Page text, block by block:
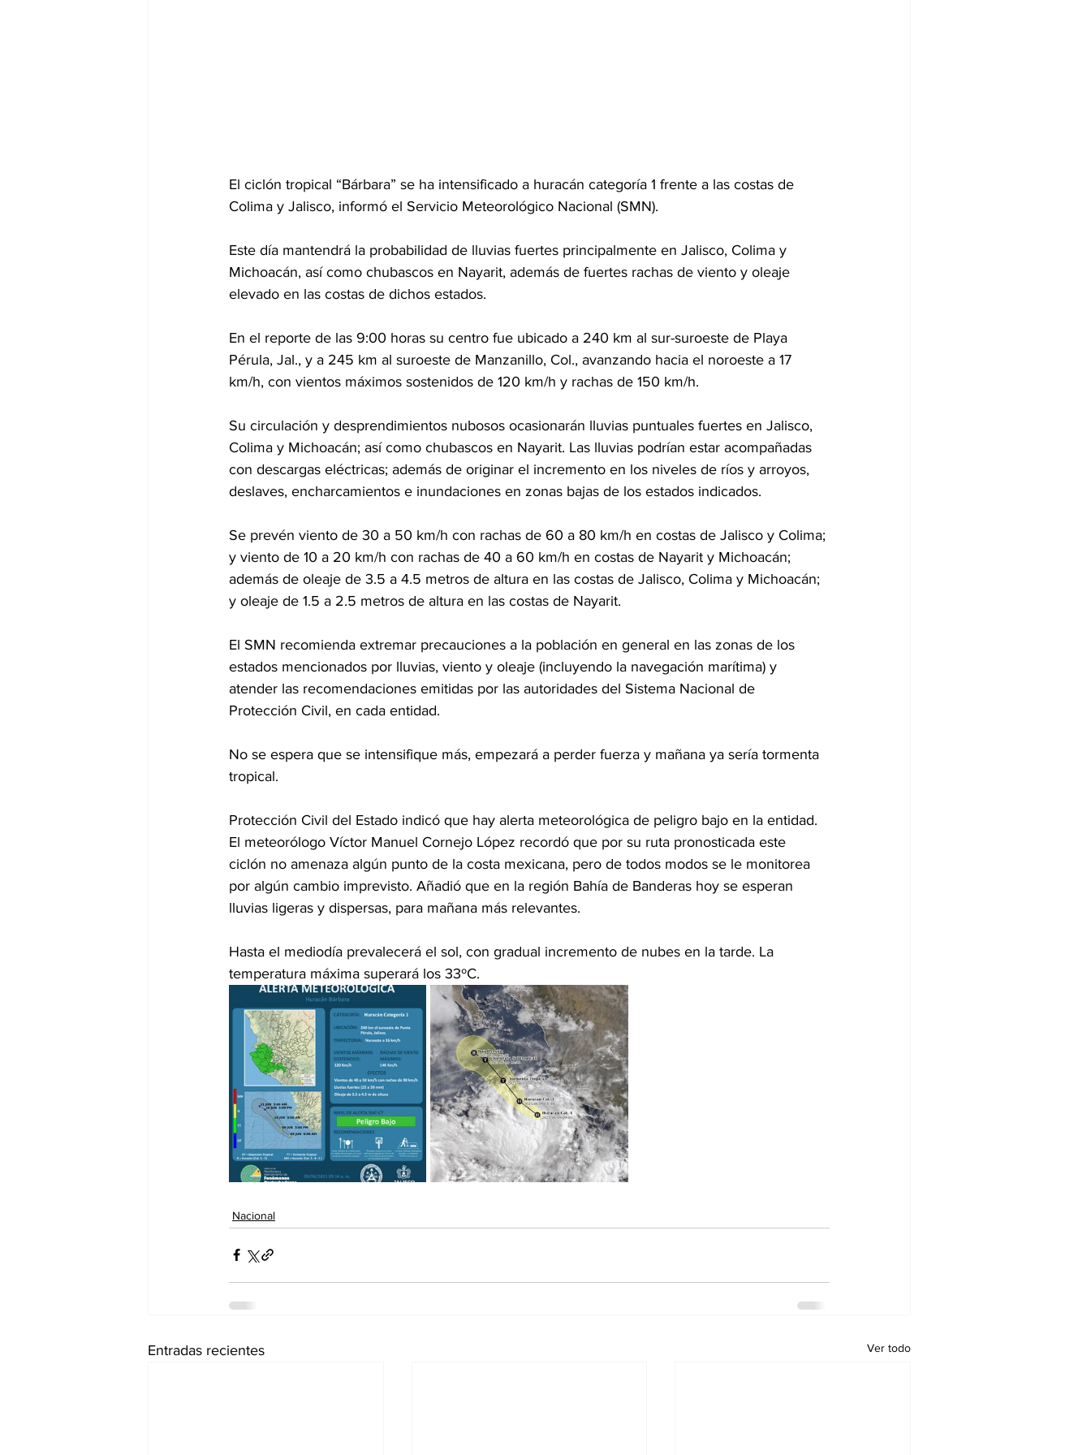
El ciclón tropical “Bárbara” se ha intensificado a huracán categoría 1 frente a las costas de
Colima y Jalisco, informó el Servicio Meteorológico Nacional (SMN).
Este día mantendrá la probabilidad de lluvias fuertes principalmente en Jalisco, Colima y
Michoacán, así como chubascos en Nayarit, además de fuertes rachas de viento y oleaje
elevado en las costas de dichos estados.
En el reporte de las 9:00 horas su centro fue ubicado a 240 km al sur-suroeste de Playa
Pérula, Jal., y a 245 km al suroeste de Manzanillo, Col., avanzando hacia el noroeste a 17
km/h, con vientos máximos sostenidos de 120 km/h y rachas de 150 km/h.
Su circulación y desprendimientos nubosos ocasionarán lluvias puntuales fuertes en Jalisco,
Colima y Michoacán; así como chubascos en Nayarit. Las lluvias podrían estar acompañadas
con descargas eléctricas; además de originar el incremento en los niveles de ríos y arroyos,
deslaves, encharcamientos e inundaciones en zonas bajas de los estados indicados.
Se prevén viento de 30 a 50 km/h con rachas de 60 a 80 km/h en costas de Jalisco y Colima;
y viento de 10 a 20 km/h con rachas de 40 a 60 km/h en costas de Nayarit y Michoacán;
además de oleaje de 3.5 a 4.5 metros de altura en las costas de Jalisco, Colima y Michoacán;
y oleaje de 1.5 a 2.5 metros de altura en las costas de Nayarit.
El SMN recomienda extremar precauciones a la población en general en las zonas de los
estados mencionados por lluvias, viento y oleaje (incluyendo la navegación marítima) y
atender las recomendaciones emitidas por las autoridades del Sistema Nacional de
Protección Civil, en cada entidad.
No se espera que se intensifique más, empezará a perder fuerza y mañana ya sería tormenta
tropical.
Protección Civil del Estado indicó que hay alerta meteorológica de peligro bajo en la entidad.
El meteorólogo Víctor Manuel Cornejo López recordó que por su ruta pronosticada este
ciclón no amenaza algún punto de la costa mexicana, pero de todos modos se le monitorea
por algún cambio imprevisto. Añadió que en la región Bahía de Banderas hoy se esperan
lluvias ligeras y dispersas, para mañana más relevantes.
Hasta el mediodía prevalecerá el sol, con gradual incremento de nubes en la tarde. La
temperatura máxima superará los 33ºC.
Nacional
Entradas recientes Ver todo